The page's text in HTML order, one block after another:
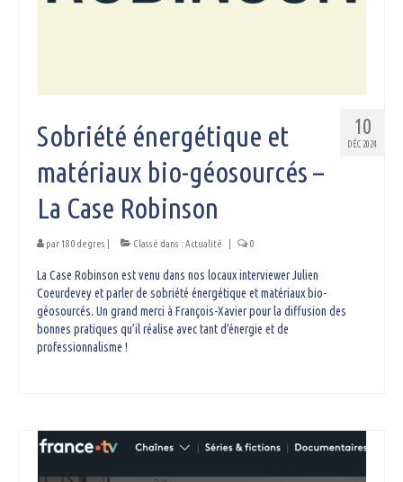
10
DÉC 2024
Sobriété énergétique et
matériaux bio-géosourcés –
La Case Robinson
par 180 degres Classé dans : Actualité 0
La Case Robinson est venu dans nos locaux interviewer Julien
Coeurdevey et parler de sobriété énergétique et matériaux bio-
géosourcés. Un grand merci à François-Xavier pour la diffusion des
bonnes pratiques qu’il réalise avec tant d’énergie et de
professionnalisme !